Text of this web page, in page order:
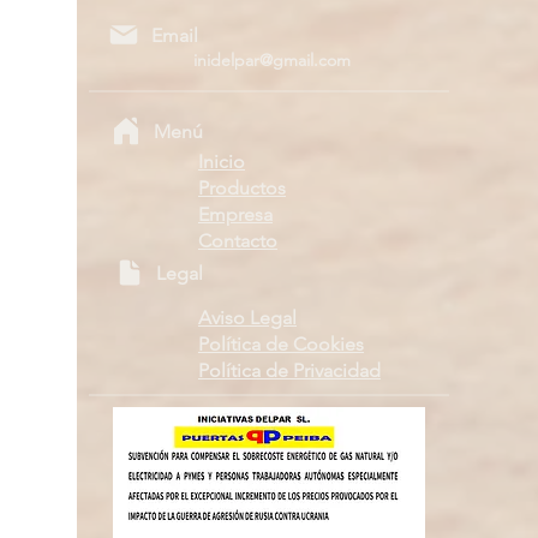
Email
inidelpar@gmail.com
Inicio
Productos
Empresa
Contacto
Legal
Menú
Aviso Legal
Política de Cookies
Política de Privacidad